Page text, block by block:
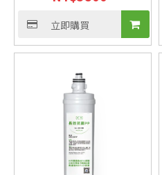
式PP+燒結碳+載銀+除鉛
立即購買